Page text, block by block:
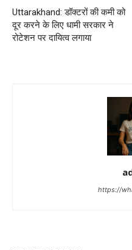
Uttarakhand: डॉक्टरों की कमी को
दूर करने के लिए धामी सरकार ने
रोटेशन पर दायित्व लगाया
https://